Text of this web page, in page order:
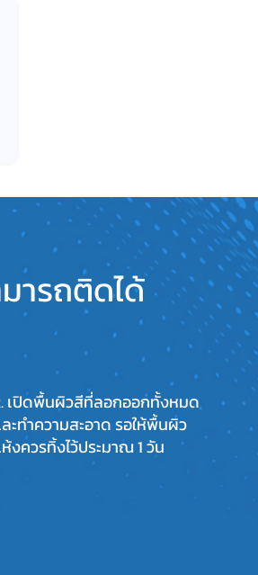
ารถติดได้
เปิดพื้นผิวสีที่ลอกออกทั้งหมด
ะทำความสะอาด รอให้พื้นผิว
งควรทิ้งไว้ประมาณ 1 วัน